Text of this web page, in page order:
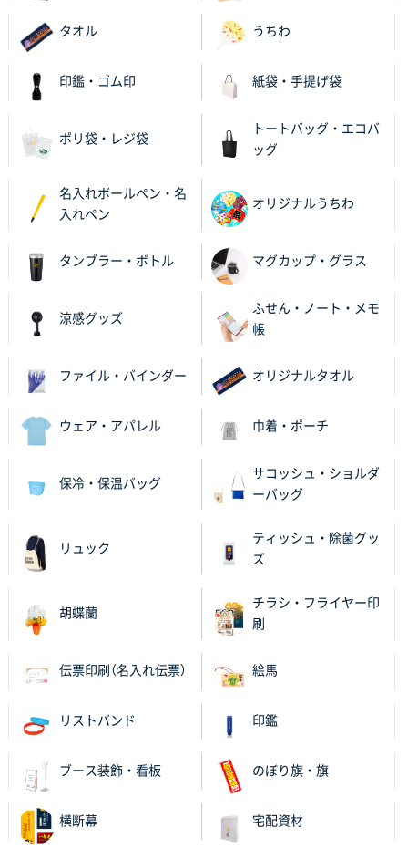
2025年11月25日 16:41
前回同様、安心できるから
uni ジェットストリーム 05
2025年11月21日 16:39
何度か注文していて、満足していたから
神奈川県のお客様
のし文言が変更できたのと価格。
千葉県M社様
ワンポイント箔押し紙袋 Sサイズ(A5対応)
2025年11月06日 14:57
営業ご担当者さまより、ご丁寧なサポートをいただ
進められました。
【ポリ袋】特別ご注文ページ
3000枚
昨年利用した時に、納期と金額面でかなり業者さんを
比較して決めさせていただきました。 昨年注文分も、
納期がギリギリだったにも関わらず、丁寧に対応して
対応を頂いており助かっております。
和歌山県S社様
2025年11月05日 11:13
タオル うちわ
印鑑・ゴム印 紙袋・手提げ袋
ポリ袋・レジ袋
トートバッグ・エコバ
ッグ
名入れボールペン・名
入れペン
オリジナルうちわ
タンブラー・ボトル マグカップ・グラス
涼感グッズ
ふせん・ノート・メモ
帳
ファイル・バインダー オリジナルタオル
ウェア・アパレル 巾着・ポーチ
保冷・保温バッグ
サコッシュ・ショルダ
ーバッグ
リュック
ティッシュ・除菌グッ
ズ
胡蝶蘭
チラシ・フライヤー印
刷
伝票印刷（名入れ伝票） 絵馬
リストバンド 印鑑
ブース装飾・看板 のぼり旗・旗
横断幕 宅配資材